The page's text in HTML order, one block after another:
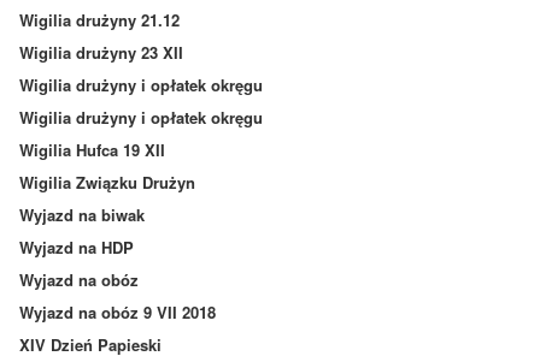
Wigilia drużyny 21.12
Wigilia drużyny 23 XII
Wigilia drużyny i opłatek okręgu
Wigilia drużyny i opłatek okręgu
Wigilia Hufca 19 XII
Wigilia Związku Drużyn
Wyjazd na biwak
Wyjazd na HDP
Wyjazd na obóz
Wyjazd na obóz 9 VII 2018
XIV Dzień Papieski